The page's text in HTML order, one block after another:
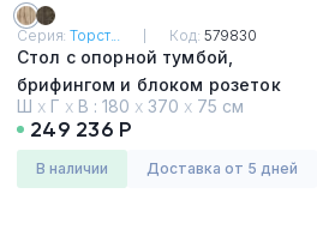
Серия:Торст... Код: 579830
Стол с опорной тумбой,
брифингом и блоком розеток
Дуб Вотан
Ш х Г х В : 180 х 370 х 75 см
249 236 Р
в наличии Доставка от 5 дней